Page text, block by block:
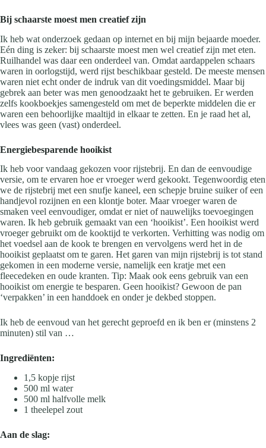
Bij schaarste moest men creatief zijn
Ik heb wat onderzoek gedaan op internet en bij mijn bejaarde moeder.
Eén ding is zeker: bij schaarste moest men wel creatief zijn met eten.
Ruilhandel was daar een onderdeel van. Omdat aardappelen schaars
waren in oorlogstijd, werd rijst beschikbaar gesteld. De meeste mensen
waren niet echt onder de indruk van dit voedingsmiddel. Maar bij
gebrek aan beter was men genoodzaakt het te gebruiken. Er werden
zelfs kookboekjes samengesteld om met de beperkte middelen die er
waren een behoorlijke maaltijd in elkaar te zetten. En je raad het al,
vlees was geen (vast) onderdeel.
Energiebesparende hooikist
Ik heb voor vandaag gekozen voor rijstebrij. En dan de eenvoudige
versie, om te ervaren hoe er vroeger werd gekookt. Tegenwoordig eten
we de rijstebrij met een snufje kaneel, een schepje bruine suiker of een
handjevol rozijnen en een klontje boter. Maar vroeger waren de
smaken veel eenvoudiger, omdat er niet of nauwelijks toevoegingen
waren. Ik heb gebruik gemaakt van een ‘hooikist’. Een hooikist werd
vroeger gebruikt om de kooktijd te verkorten. Verhitting was nodig om
het voedsel aan de kook te brengen en vervolgens werd het in de
hooikist geplaatst om te garen. Het garen van mijn rijstebrij is tot stand
gekomen in een moderne versie, namelijk een kratje met een
fleecedeken en oude kranten. Tip: Maak ook eens gebruik van een
hooikist om energie te besparen. Geen hooikist? Gewoon de pan
‘verpakken’ in een handdoek en onder je dekbed stoppen.
Ik heb de eenvoud van het gerecht geproefd en ik ben er (minstens 2
minuten) stil van …
Ingrediënten:
1,5 kopje rijst
500 ml water
500 ml halfvolle melk
1 theelepel zout
Aan de slag: